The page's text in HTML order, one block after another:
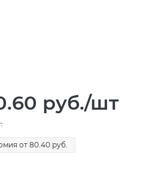
руб./шт
от 80.40 руб.